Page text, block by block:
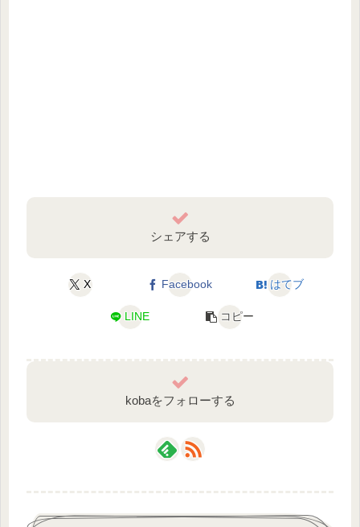
シェアする
X Facebook はてブ
LINE コピー
kobaをフォローする